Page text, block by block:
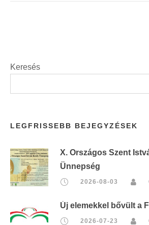
Keresés
LEGFRISSEBB BEJEGYZÉSEK
X. Országos Szent
Ünnepség
2026-08-03
Új elemekkel bővült a
2026-07-23